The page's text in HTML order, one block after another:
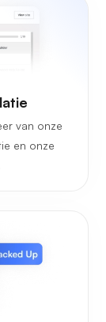
van onze
en onze